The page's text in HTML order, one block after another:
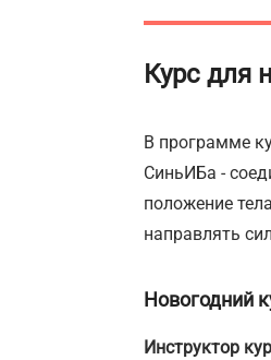
Курс для
В программе
СиньИБа -
положение
направлять
Новогодний
Инструктор